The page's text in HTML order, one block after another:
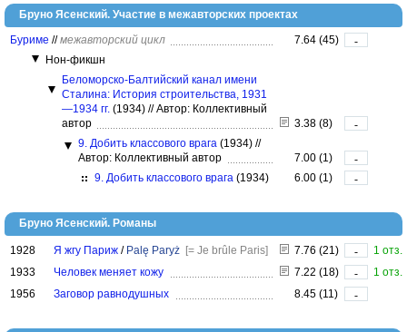
Бруно Ясенский. Участие в межавторских проектах
Буриме // межавторский цикл 7.64 (45)
-
Нон-фикшн
Беломорско-Балтийский канал имени
Сталина: История строительства, 1931
—1934 гг. (1934) //Автор: Коллективный
автор
3.38 (8)
-
9. Добить классового врага (1934) //
Автор: Коллективный автор
7.00 (1)
-
9. Добить классового врага (1934) 6.00 (1) -
Бруно Ясенский. Романы
1928 Я жгу Париж / Palę Paryż [= Je brûle Paris] 7.76 (21) -
1 отз.
1933
Человек меняет кожу 7.22 (18) -
1 отз.
1956
Заговор равнодушных 8.45 (11) -